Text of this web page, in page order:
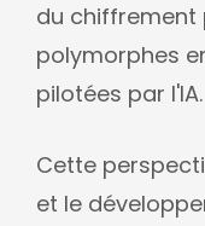
du chiffrement
polymorphes
pilotées par l'IA.
Cette
et le